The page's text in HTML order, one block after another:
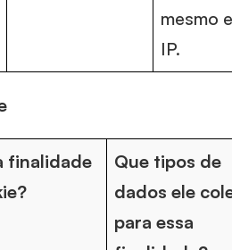
mesmo
IP.
finalidade
Que tipos de
dados ele
para essa